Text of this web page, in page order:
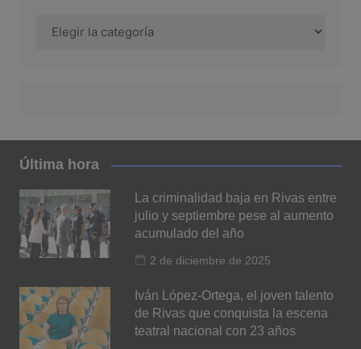
Última hora
La criminalidad baja en Rivas entre
julio y septiembre pese al aumento
acumulado del año
2 de diciembre de 2025
Iván López-Ortega, el joven talento
de Rivas que conquista la escena
teatral nacional con 23 años